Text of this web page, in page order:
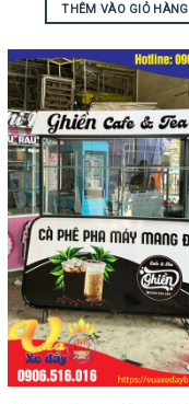
THÊM VÀO GIỎ HÀNG